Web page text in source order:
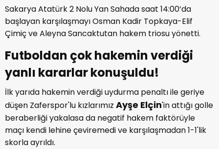
Sakarya Atatürk 2 Nolu Yan Sahada saat 14:00’da
başlayan karşılaşmayı Osman Kadir Topkaya-Elif
Çimiç ve Aleyna Sancaktutan hakem triosu yönetti.
Futboldan çok hakemin verdiği
yanlı kararlar konuşuldu!
İlk yarıda hakemin verdiği uydurma penaltı ile geriye
düşen Zaferspor'lu kızlarımız Ayşe Elçin'in attığı golle
beraberliği yakalasa da negatif hakem faktörüyle
maçı kendi lehine çeviremedi ve karşılaşmadan 1-1'lik
skorla ayrıldı.